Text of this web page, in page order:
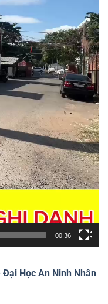
00:36
Học An Ninh Nhân